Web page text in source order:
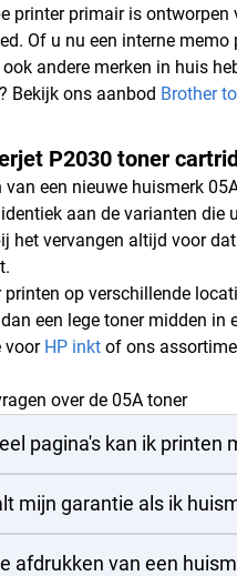
printer primair is
Of u nu een interne
andere merken in huis
Bekijk ons aanbod Brother
P2030 toner
van een nieuwe huismerk
aan de varianten die
het vervangen altijd voor
op verschillende
een lege toner midden
voor HP inkt of ons
over de 05A toner
pagina's kan ik printen
mijn garantie als ik
afdrukken van een